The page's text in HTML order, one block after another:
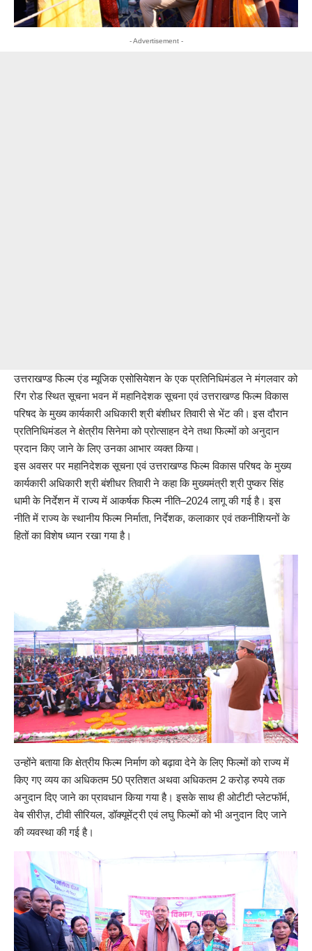
- Advertisement -
उत्तराखण्ड फिल्म एंड म्यूजिक एसोसियेशन के एक प्रतिनिधिमंडल ने मंगलवार को
रिंग रोड स्थित सूचना भवन में महानिदेशक सूचना एवं उत्तराखण्ड फिल्म विकास
परिषद के मुख्य कार्यकारी अधिकारी श्री बंशीधर तिवारी से भेंट की। इस दौरान
प्रतिनिधिमंडल ने क्षेत्रीय सिनेमा को प्रोत्साहन देने तथा फिल्मों को अनुदान
प्रदान किए जाने के लिए उनका आभार व्यक्त किया।
इस अवसर पर महानिदेशक सूचना एवं उत्तराखण्ड फिल्म विकास परिषद के मुख्य
कार्यकारी अधिकारी श्री बंशीधर तिवारी ने कहा कि मुख्यमंत्री श्री पुष्कर सिंह
धामी के निर्देशन में राज्य में आकर्षक फिल्म नीति–2024 लागू की गई है। इस
नीति में राज्य के स्थानीय फिल्म निर्माता, निर्देशक, कलाकार एवं तकनीशियनों के
हितों का विशेष ध्यान रखा गया है।
उन्होंने बताया कि क्षेत्रीय फिल्म निर्माण को बढ़ावा देने के लिए फिल्मों को राज्य में
किए गए व्यय का अधिकतम 50 प्रतिशत अथवा अधिकतम 2 करोड़ रुपये तक
अनुदान दिए जाने का प्रावधान किया गया है। इसके साथ ही ओटीटी प्लेटफॉर्म,
वेब सीरीज़, टीवी सीरियल, डॉक्यूमेंट्री एवं लघु फिल्मों को भी अनुदान दिए जाने
की व्यवस्था की गई है।